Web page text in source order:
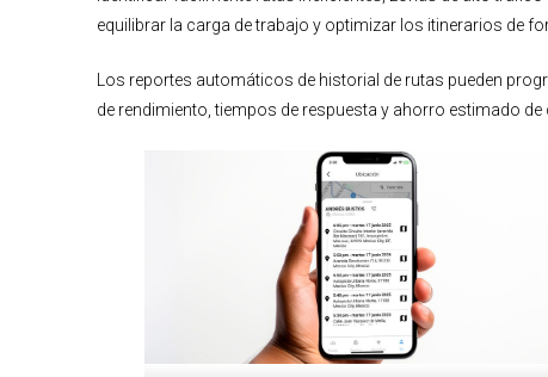
equilibrar la carga de trabajo y optimizar los itinerarios de
Los reportes automáticos de historial de rutas pueden
de rendimiento, tiempos de respuesta y ahorro estimado